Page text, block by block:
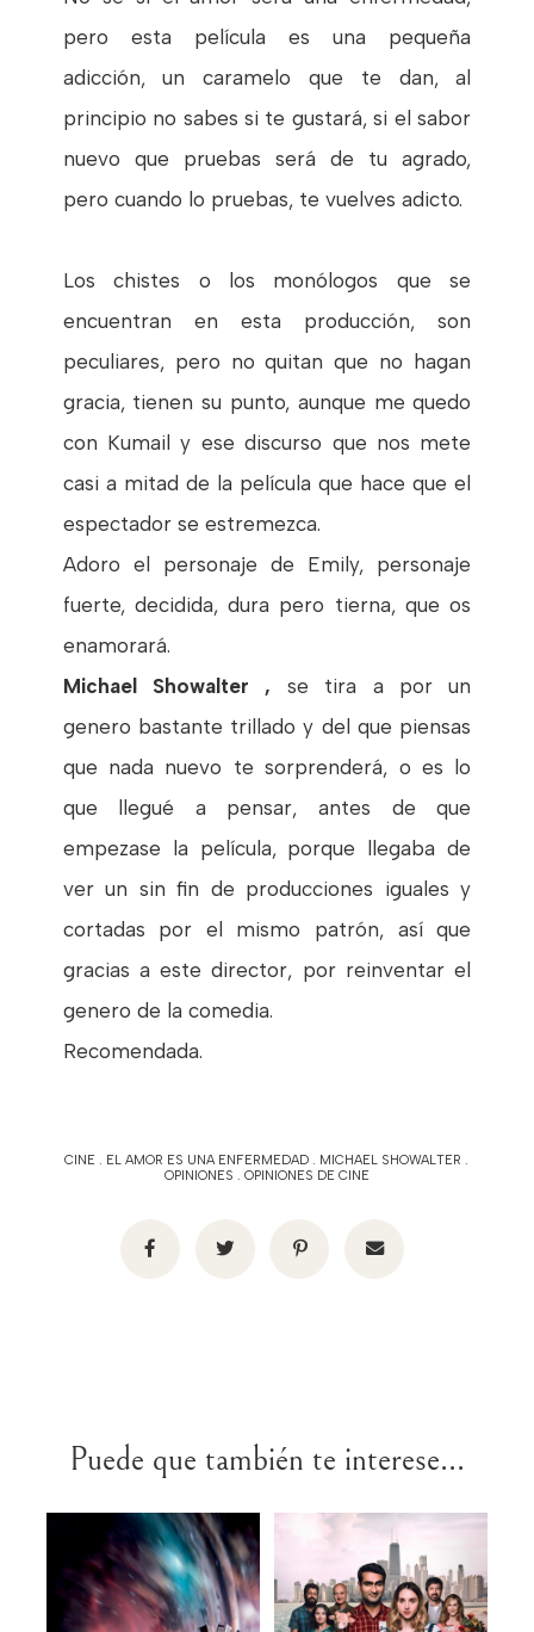
pero esta película es una pequeña
adicción, un caramelo que te dan, al
principio no sabes si te gustará, si el sabor
nuevo que pruebas será de tu agrado,
pero cuando lo pruebas, te vuelves adicto.
Los chistes o los monólogos que se
encuentran en esta producción, son
peculiares, pero no quitan que no hagan
gracia, tienen su punto, aunque me quedo
con Kumail y ese discurso que nos mete
casi a mitad de la película que hace que el
espectador se estremezca.
Adoro el personaje de Emily, personaje
fuerte, decidida, dura pero tierna, que os
enamorará.
Michael Showalter , se tira a por un
genero bastante trillado y del que piensas
que nada nuevo te sorprenderá, o es lo
que llegué a pensar, antes de que
empezase la película, porque llegaba de
ver un sin fin de producciones iguales y
cortadas por el mismo patrón, así que
gracias a este director, por reinventar el
genero de la comedia.
Recomendada.
CINE . EL AMOR ES UNA ENFERMEDAD . MICHAEL SHOWALTER .
OPINIONES . OPINIONES DE CINE
Puede que también te interese...